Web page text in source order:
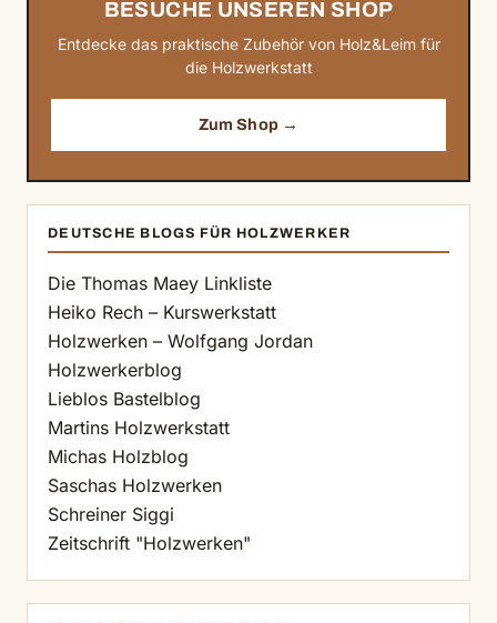
BESUCHE UNSEREN SHOP
Entdecke das praktische Zubehör von Holz&Leim für
die Holzwerkstatt
Zum Shop →
DEUTSCHE BLOGS FÜR HOLZWERKER
Die Thomas Maey Linkliste
Heiko Rech – Kurswerkstatt
Holzwerken – Wolfgang Jordan
Holzwerkerblog
Lieblos Bastelblog
Martins Holzwerkstatt
Michas Holzblog
Saschas Holzwerken
Schreiner Siggi
Zeitschrift "Holzwerken"